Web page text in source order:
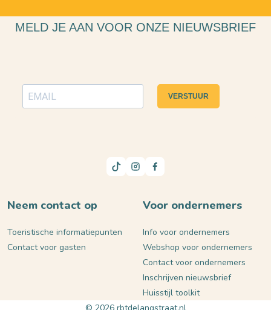
MELD JE AAN VOOR ONZE NIEUWSBRIEF
VERSTUUR
Neem contact op
Toeristische informatiepunten
Contact voor gasten
Voor ondernemers
Info voor ondernemers
Webshop voor ondernemers
Contact voor ondernemers
Inschrijven nieuwsbrief
Huisstijl toolkit